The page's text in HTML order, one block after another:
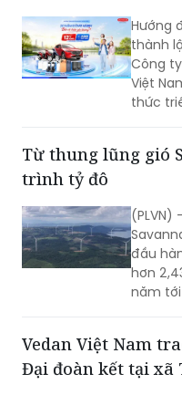
Hướng
thành
Công
Việt
thức
Từ thung lũng gió
trình tỷ đô
(PLVN)
đầu
hơn
năm
biên
trong
Vedan Việt Nam
Đại đoàn kết tại xã